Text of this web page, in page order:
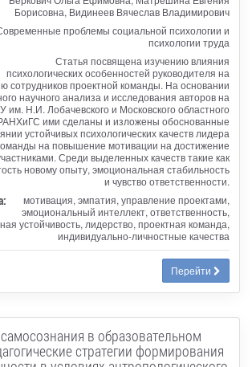
Борисовна, Видинеев Вячеслав Владимирович
проблемы социальной психологии и
психологии труда
Статья посвящена изучению влияния
психологических особенностей руководителя на
сотрудников проектной команды. На основании
научного анализа и исследования авторов на
им. Н.И. Лобачевского и Московского областного
ими сделаны и изложены обоснованные
устойчивых психологических качеств лидера
на повышение мотивации на достижение
Среди выделенных качеств такие как
новому опыту, эмоциональная стабильность
и чувство ответственности.
мотивация, эмпатия, управление проектами,
эмоциональный интеллект, ответственность,
устойчивость, лидерство, проектная команда,
индивидуально-личностные качества
Перейти
в образовательном
стратегии формирования